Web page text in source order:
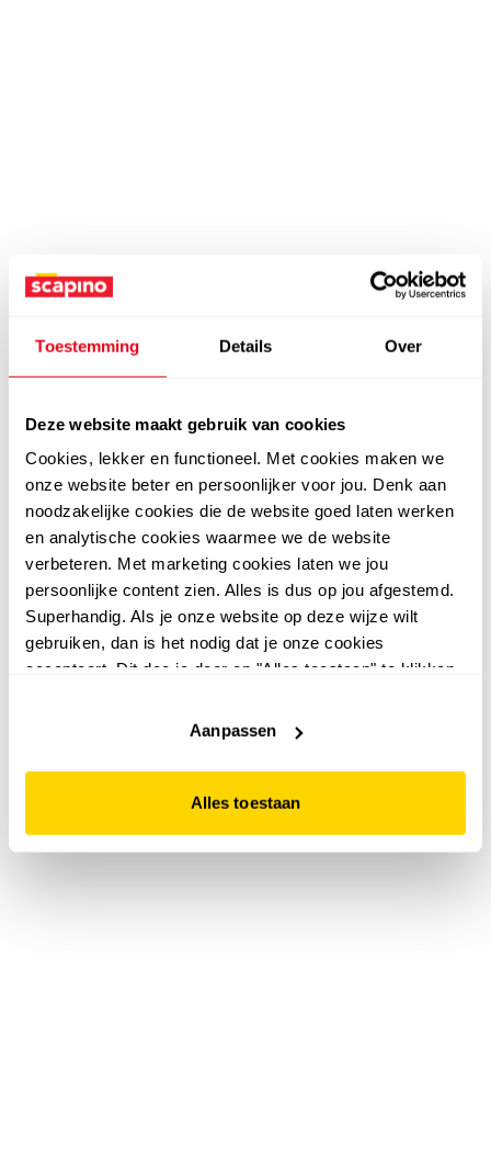
Toestemming Details Over
Deze website maakt gebruik van cookies
Cookies, lekker en functioneel. Met cookies maken we
onze website beter en persoonlijker voor jou. Denk aan
noodzakelijke cookies die de website goed laten werken
en analytische cookies waarmee we de website
verbeteren. Met marketing cookies laten we jou
persoonlijke content zien. Alles is dus op jou afgestemd.
Superhandig. Als je onze website op deze wijze wilt
gebruiken, dan is het nodig dat je onze cookies
accepteert. Dit doe je door op "Alles toestaan" te klikken.
website niet optimaal functioneert.
Aanpassen
Alles toestaan